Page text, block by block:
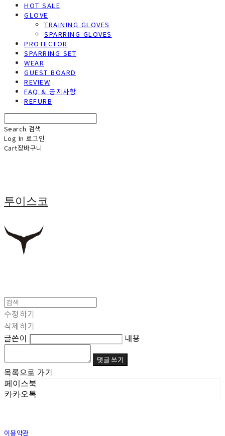
HOT SALE
GLOVE
TRAINING GLOVES
SPARRING GLOVES
PROTECTOR
SPARRING SET
WEAR
GUEST BOARD
REVIEW
FAQ & 공지사항
REFURB
Search 검색
Log In 로그인
Cart장바구니
투이스코
수정하기
삭제하기
글쓴이
내용
댓글 쓰기
목록으로 가기
페이스북
카카오톡
이용약관